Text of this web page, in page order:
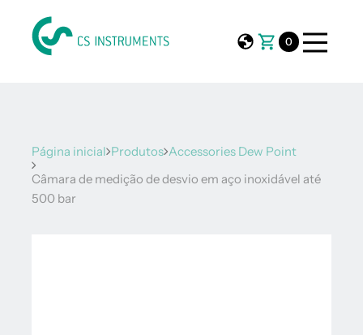
0
Página inicial Produtos Accessories Dew Point
Câmara de medição de desvio em aço inoxidável até
500 bar